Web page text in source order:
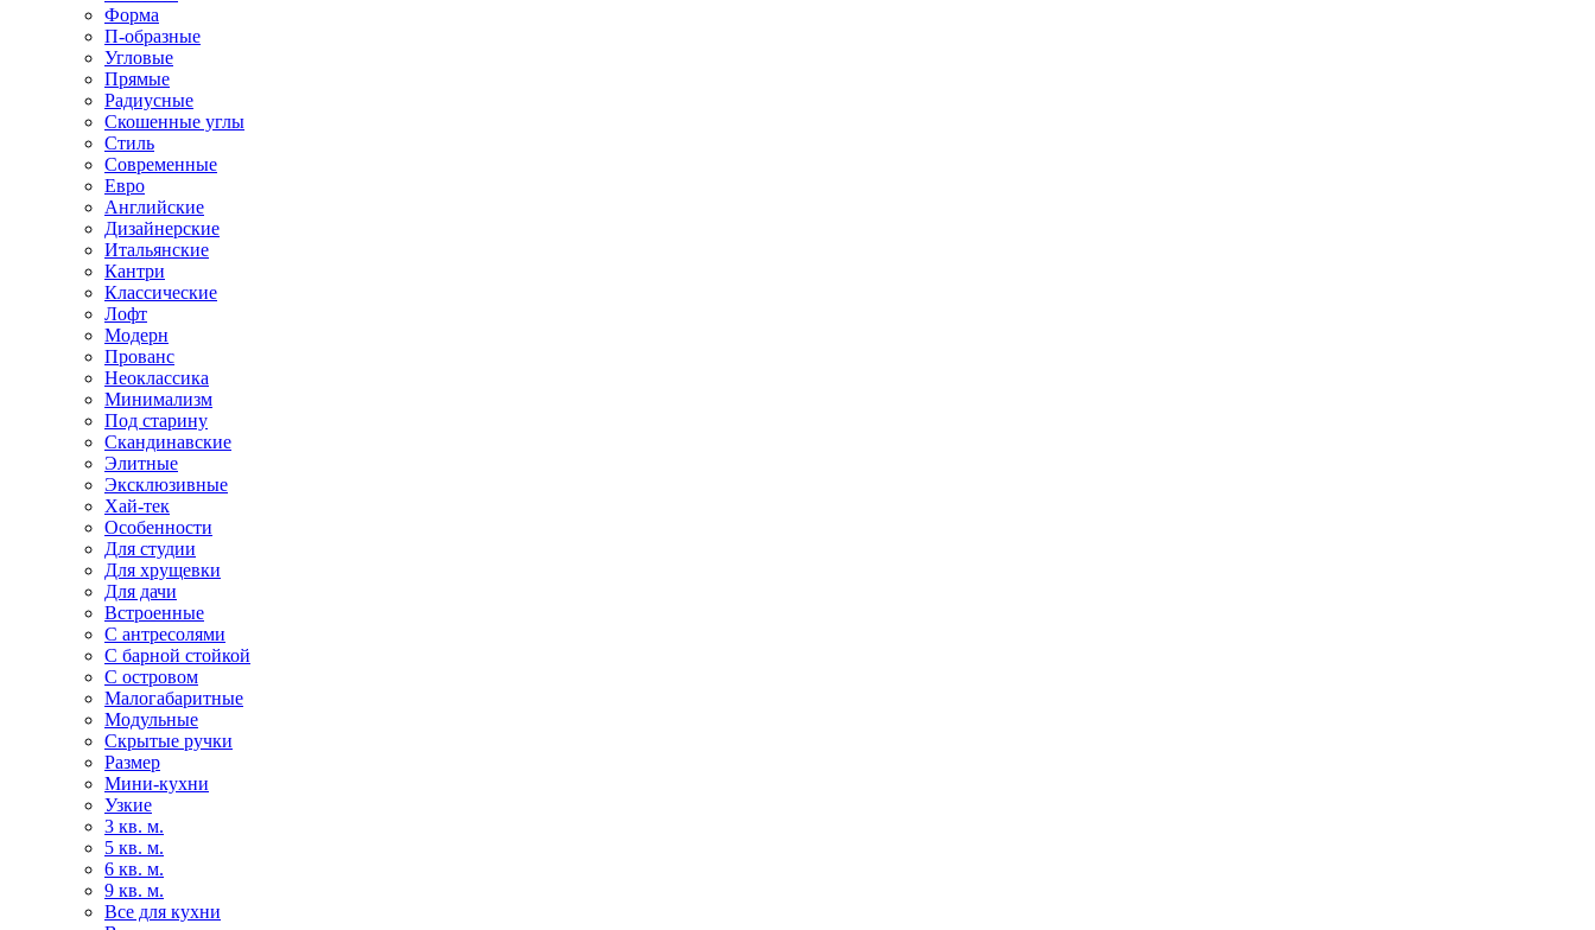
Форма
П-образные
Угловые
Прямые
Радиусные
Скошенные углы
Стиль
Современные
Евро
Английские
Дизайнерские
Итальянские
Кантри
Классические
Лофт
Модерн
Прованс
Неоклассика
Минимализм
Под старину
Скандинавские
Элитные
Эксклюзивные
Хай-тек
Особенности
Для студии
Для хрущевки
Для дачи
Встроенные
С антресолями
С барной стойкой
С островом
Малогабаритные
Модульные
Скрытые ручки
Размер
Мини-кухни
Узкие
3 кв. м.
5 кв. м.
6 кв. м.
9 кв. м.
Все для кухни